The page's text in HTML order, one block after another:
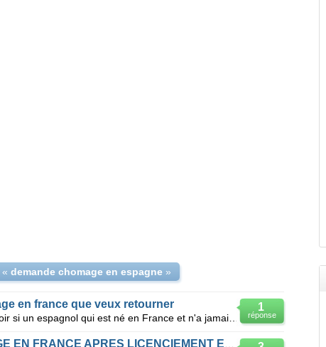
demande chomage en espagne»
1
réponse
en france que veux retourner
Bonjour je voudrais savoir si un espagnol qui est né en France et n'a jamais travaillé hors de Franc